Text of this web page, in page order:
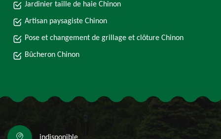
Jardinier taille de haie Chinon
Artisan paysagiste Chinon
Pose et changement de grillage et clôture Chinon
Bûcheron Chinon